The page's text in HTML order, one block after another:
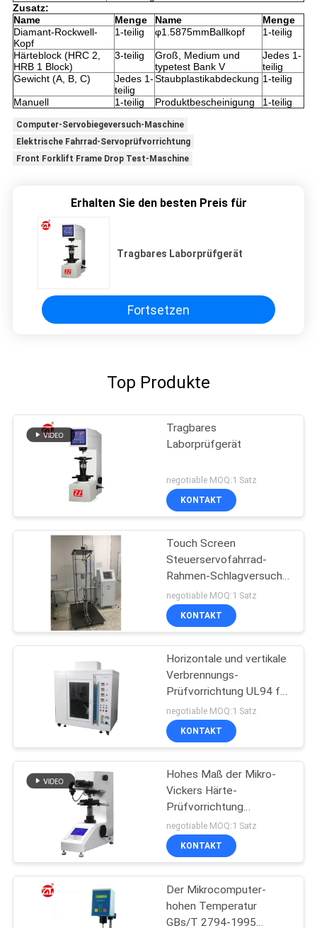
Zusatz:
Name
Menge Name
Menge
Diamant-Rockwell-
Kopf
1-teilig φ1.5875mmBallkopf 1-teilig
Härteblock (HRC 2,
HRB 1 Block)
3-teilig
Groß, Medium und
typetest Bank V
Jedes 1-
teilig
Gewicht (A, B, C)
Jedes 1-
teilig
Staubplastikabdeckung 1-teilig
Manuell 1-teilig Produktbescheinigung 1-teilig
Computer-Servobiegeversuch-Maschine
Elektrische Fahrrad-Servoprüfvorrichtung
Front Forklift Frame Drop Test-Maschine
Erhalten Sie den besten Preis für
Tragbares Laborprüfgerät
Fortsetzen
Top Produkte
Tragbares
Laborprüfgerät
negotiable MOQ:1 Satz
KONTAKT
Touch Screen
Steuerservofahrrad-
Rahmen-Schlagversuch-
Maschine PLC-GB3565
negotiable MOQ:1 Satz
KONTAKT
Horizontale und vertikale
Verbrennungs-
Prüfvorrichtung UL94 für
Plastik
negotiable MOQ:1 Satz
KONTAKT
Hohes Maß der Mikro-
Vickers Härte-
Prüfvorrichtung
Automatisierungs-Digital
negotiable MOQ:1 Satz
KONTAKT
Der Mikrocomputer-
hohen Temperatur
GBs/T 2794-1995